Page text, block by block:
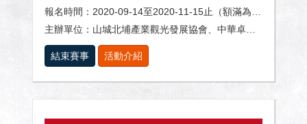
報名時間：2020-09-14至2020-11-15止（額滿為止）
主辦單位：山城北埔產業觀光發展協會、中華卓越運動發展協會、新竹縣體育會
結束賽事 活動介紹